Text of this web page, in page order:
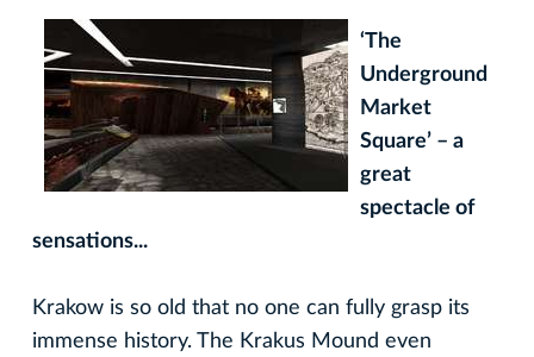
‘The
Underground
Market
Square’ – a
great
spectacle of
sensations...
Krakow is so old that no one can fully grasp its
immense history. The Krakus Mound even